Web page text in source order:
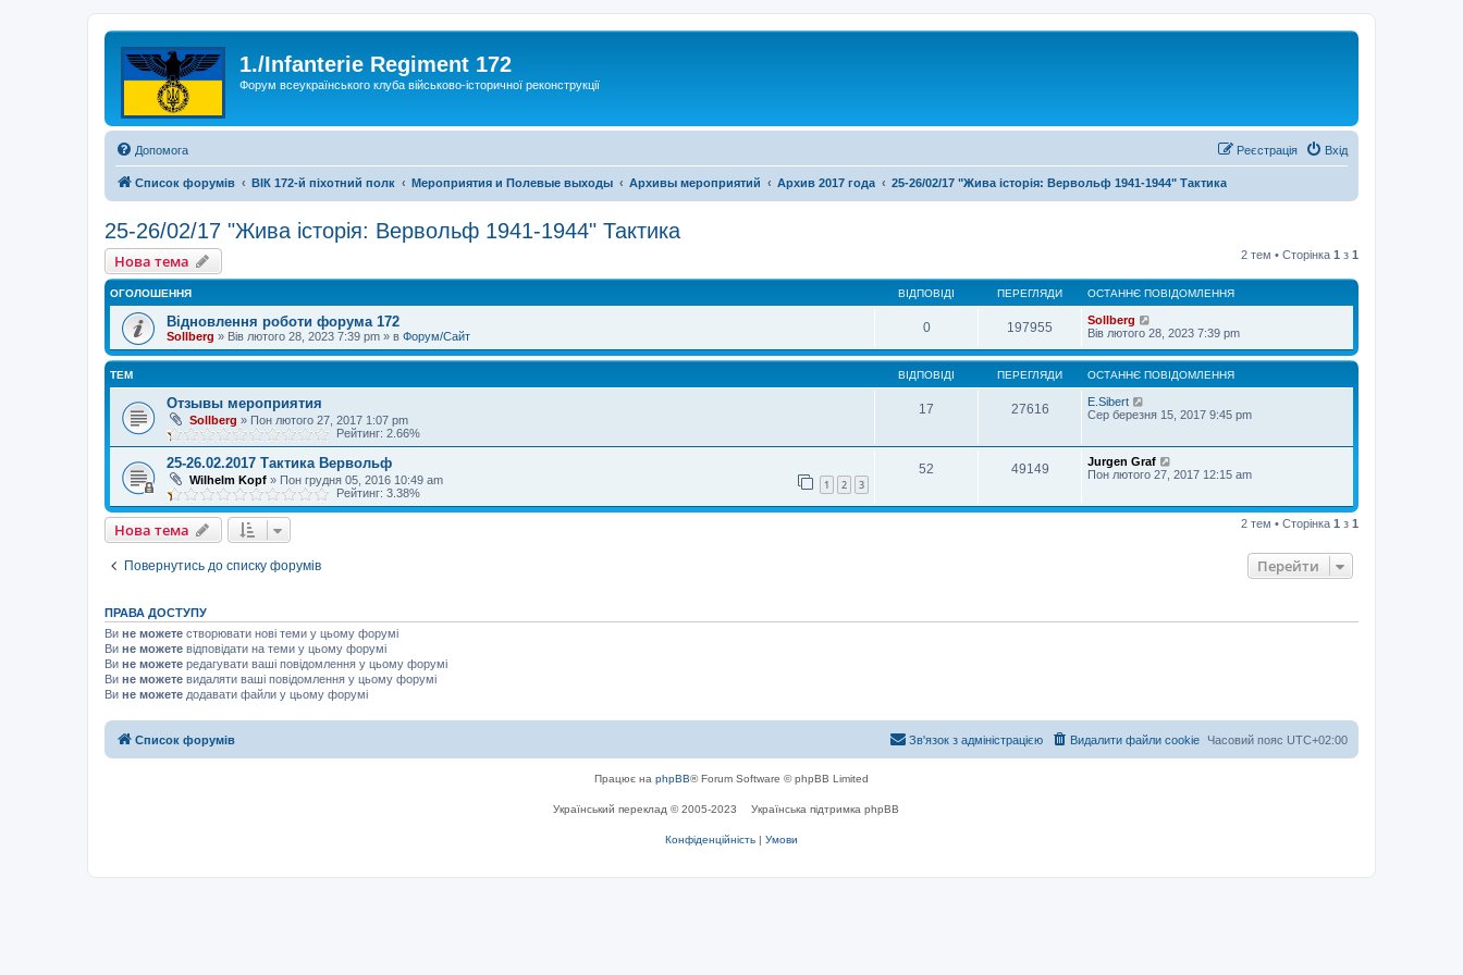
1./Infanterie Regiment 172
Форум всеукраїнського клуба військово-історичної реконструкції
Допомога Вхід
Реєстрація
Список форумів ВІК 172-й піхотний полк Мероприятия и Полевые выходы Архивы мероприятий Архив 2017 года 25-26/02/17 "Жива історія: Вервольф 1941-1944" Тактика
25-26/02/17 "Жива історія: Вервольф 1941-1944" Тактика
Нова тема 2 тем • Сторінка 1 з 1
ОГОЛОШЕННЯ ВІДПОВІДІ ПЕРЕГЛЯДИ ОСТАННЄ ПОВІДОМЛЕННЯ
Відновлення роботи форума 172
Sollberg » Вів лютого 28, 2023 7:39 pm » в Форум/Сайт
0 197955
Sollberg
Вів лютого 28, 2023 7:39 pm
ТЕМ ВІДПОВІДІ ПЕРЕГЛЯДИ ОСТАННЄ ПОВІДОМЛЕННЯ
Отзывы мероприятия
Sollberg » Пон лютого 27, 2017 1:07 pm
Рейтинг: 2.66%
17 27616
E.Sibert
Сер березня 15, 2017 9:45 pm
25-26.02.2017 Тактика Вервольф
Wilhelm Kopf » Пон грудня 05, 2016 10:49 am 1 2 3
Рейтинг: 3.38%
52 49149
Jurgen Graf
Пон лютого 27, 2017 12:15 am
Нова тема 2 тем • Сторінка 1 з 1
Повернутись до списку форумів Перейти
ПРАВА ДОСТУПУ
Ви не можете створювати нові теми у цьому форумі
Ви не можете відповідати на теми у цьому форумі
Ви не можете редагувати ваші повідомлення у цьому форумі
Ви не можете видаляти ваші повідомлення у цьому форумі
Ви не можете додавати файли у цьому форумі
Список форумів Часовий пояс UTC+02:00
Видалити файли cookie
Зв'язок з адміністрацією
Працює на phpBB® Forum Software © phpBB Limited
Український переклад © 2005-2023 Українська підтримка phpBB
Конфіденційність | Умови